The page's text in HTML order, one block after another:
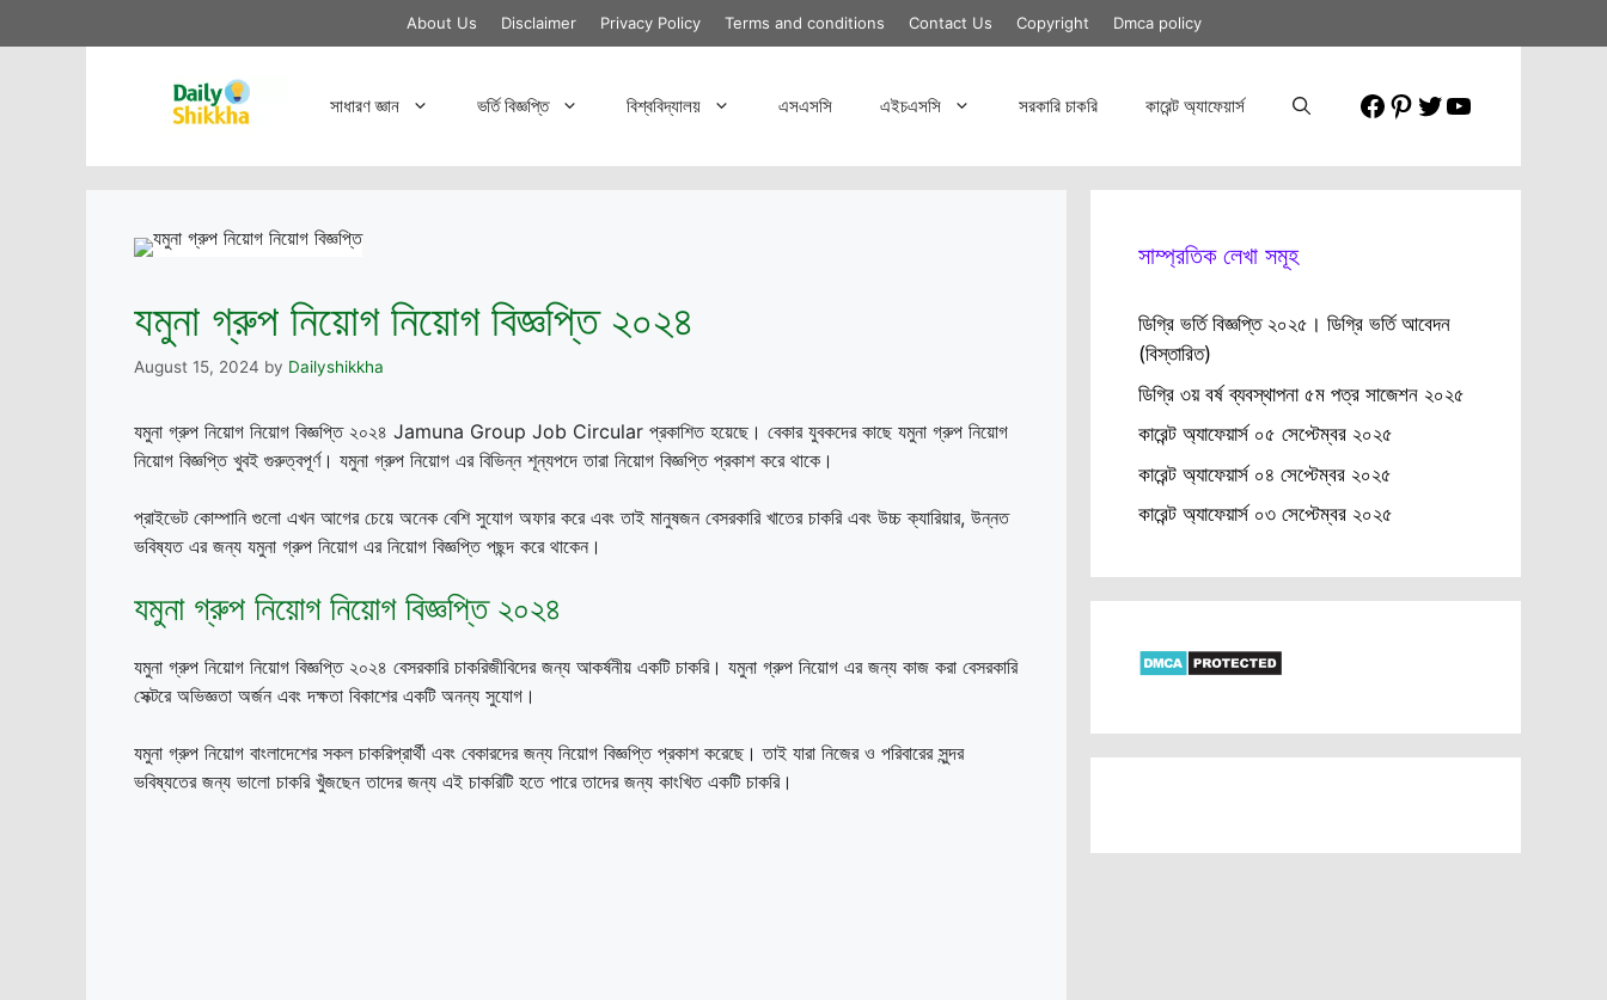
to
About Us Disclaimer Privacy Policy Terms and conditions Contact Us Copyright Dmca policy
সাধারণ জ্ঞান ভর্তি বিজ্ঞপ্তি বিশ্ববিদ্যালয় এসএসসি এইচএসসি সরকারি চাকরি কারেন্ট অ্যাফেয়ার্স Facebook
Pinterest
Twitter
YouTube
যমুনা গ্রুপ নিয়োগ নিয়োগ বিজ্ঞপ্তি ২০২৪
August 15, 2024 by Dailyshikkha
যমুনা গ্রুপ নিয়োগ নিয়োগ বিজ্ঞপ্তি ২০২৪ Jamuna Group Job Circular প্রকাশিত হয়েছে। বেকার যুবকদের কাছে যমুনা গ্রুপ নিয়োগ
নিয়োগ বিজ্ঞপ্তি খুবই গুরুত্বপূর্ণ। যমুনা গ্রুপ নিয়োগ এর বিভিন্ন শূন্যপদে তারা নিয়োগ বিজ্ঞপ্তি প্রকাশ করে থাকে।
প্রাইভেট কোম্পানি গুলো এখন আগের চেয়ে অনেক বেশি সুযোগ অফার করে এবং তাই মানুষজন বেসরকারি খাতের চাকরি এবং উচ্চ ক্যারিয়ার, উন্নত
ভবিষ্যত এর জন্য যমুনা গ্রুপ নিয়োগ এর নিয়োগ বিজ্ঞপ্তি পছন্দ করে থাকেন।
যমুনা গ্রুপ নিয়োগ নিয়োগ বিজ্ঞপ্তি ২০২৪
যমুনা গ্রুপ নিয়োগ নিয়োগ বিজ্ঞপ্তি ২০২৪ বেসরকারি চাকরিজীবিদের জন্য আকর্ষনীয় একটি চাকরি। যমুনা গ্রুপ নিয়োগ এর জন্য কাজ করা বেসরকারি
সেক্টরে অভিজ্ঞতা অর্জন এবং দক্ষতা বিকাশের একটি অনন্য সুযোগ।
যমুনা গ্রুপ নিয়োগ বাংলাদেশের সকল চাকরিপ্রার্থী এবং বেকারদের জন্য নিয়োগ বিজ্ঞপ্তি প্রকাশ করেছে। তাই যারা নিজের ও পরিবারের সুন্দর
ভবিষ্যতের জন্য ভালো চাকরি খুঁজছেন তাদের জন্য এই চাকরিটি হতে পারে তাদের জন্য কাংখিত একটি চাকরি।
সাম্প্রতিক লেখা সমূহ
ডিগ্রি ভর্তি বিজ্ঞপ্তি ২০২৫। ডিগ্রি ভর্তি আবেদন
(বিস্তারিত)
ডিগ্রি ৩য় বর্ষ ব্যবস্থাপনা ৫ম পত্র সাজেশন ২০২৫
কারেন্ট অ্যাফেয়ার্স ০৫ সেপ্টেম্বর ২০২৫
কারেন্ট অ্যাফেয়ার্স ০৪ সেপ্টেম্বর ২০২৫
কারেন্ট অ্যাফেয়ার্স ০৩ সেপ্টেম্বর ২০২৫